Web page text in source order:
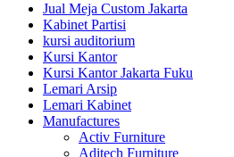
Jual Meja Custom Jakarta
Kabinet Partisi
kursi auditorium
Kursi Kantor
Kursi Kantor Jakarta Fuku
Lemari Arsip
Lemari Kabinet
Manufactures
Activ Furniture
Aditech Furniture